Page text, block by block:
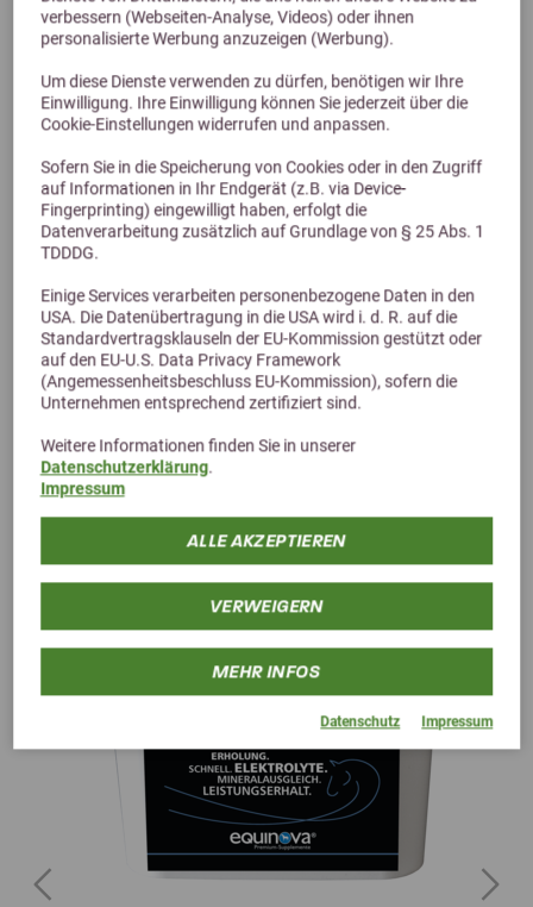
verbessern (Webseiten-Analyse, Videos) oder ihnen
personalisierte Werbung anzuzeigen (Werbung).
Um diese Dienste verwenden zu dürfen, benötigen wir Ihre
Einwilligung. Ihre Einwilligung können Sie jederzeit über die
Cookie-Einstellungen widerrufen und anpassen.
Sofern Sie in die Speicherung von Cookies oder in den Zugriff
auf Informationen in Ihr Endgerät (z.B. via Device-
Fingerprinting) eingewilligt haben, erfolgt die
Datenverarbeitung zusätzlich auf Grundlage von § 25 Abs. 1
TDDDG.
Einige Services verarbeiten personenbezogene Daten in den
USA. Die Datenübertragung in die USA wird i. d. R. auf die
Standardvertragsklauseln der EU-Kommission gestützt oder
auf den EU-U.S. Data Privacy Framework
(Angemessenheitsbeschluss EU-Kommission), sofern die
Unternehmen entsprechend zertifiziert sind.
Weitere Informationen finden Sie in unserer
Datenschutzerklärung.
Impressum
ALLE AKZEPTIEREN
VERWEIGERN
MEHR INFOS
Datenschutz Impressum
St. Hippolyt Makor Liquid 1L
33,50 €
Alternative Produkte
Previous Next